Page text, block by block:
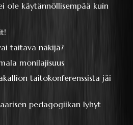
ole käytännöllisempää kuin
taitava näkijä?
monilajisuus
taitokonferenssista jäi
pedagogiikan lyhyt